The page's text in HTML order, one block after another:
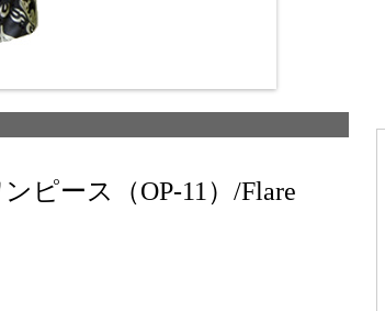
ピース（OP-11）/Flare